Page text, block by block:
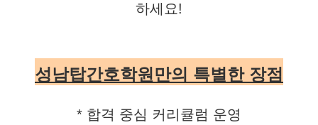
하세요!
성남탑간호학원만의 특별한 장점
* 합격 중심 커리큘럼 운영